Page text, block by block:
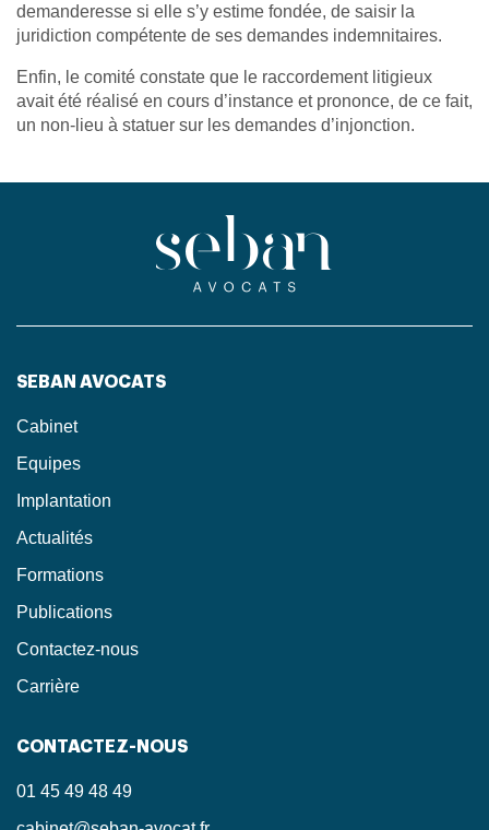
demanderesse si elle s’y estime fondée, de saisir la
juridiction compétente de ses demandes indemnitaires.
Enfin, le comité constate que le raccordement litigieux
avait été réalisé en cours d’instance et prononce, de ce fait,
un non-lieu à statuer sur les demandes d’injonction.
SEBAN AVOCATS
Cabinet
Equipes
Implantation
Actualités
Formations
Publications
Contactez-nous
Carrière
CONTACTEZ-NOUS
01 45 49 48 49